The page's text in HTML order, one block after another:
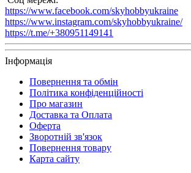
https://www.facebook.com/skyhobbyukraine
https://www.instagram.com/skyhobbyukraine/
https://t.me/+380951149141
Інформація
Повернення та обмін
Політика конфіденційності
Про магазин
Доставка та Оплата
Оферта
Зворотній зв'язок
Повернення товару
Карта сайту